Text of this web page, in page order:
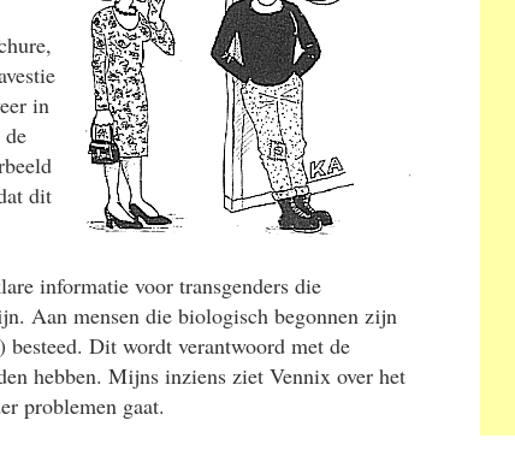
in
dit
informatie voor transgenders die
Aan mensen die biologisch begonnen zijn
Dit wordt verantwoord met de
hebben. Mijns inziens ziet Vennix over het
problemen gaat.